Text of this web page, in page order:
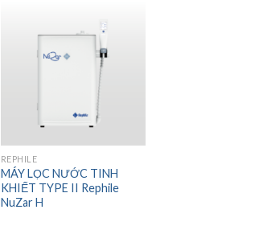
REPHILE
MÁY LỌC NƯỚC TINH
KHIẾT TYPE II Rephile
NuZar H